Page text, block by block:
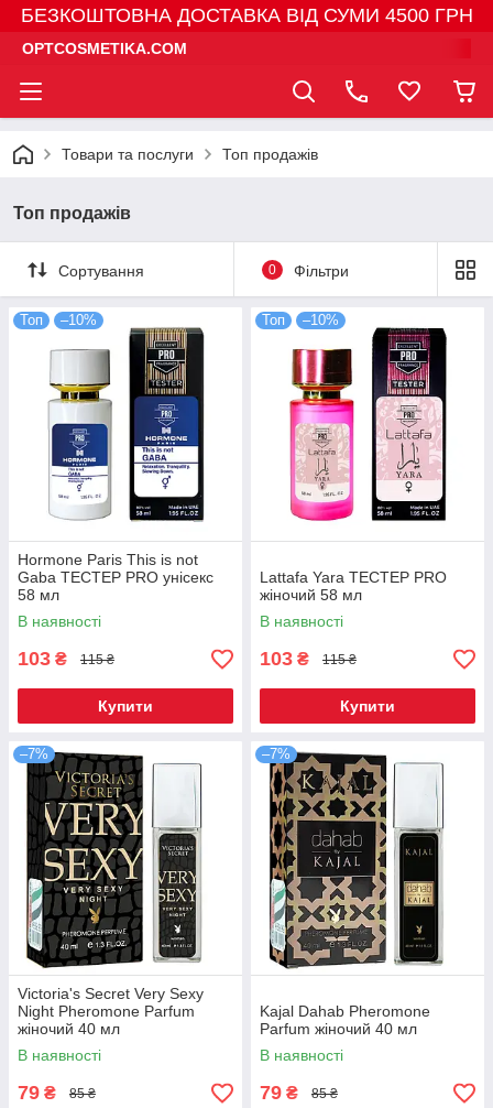
БЕЗКОШТОВНА ДОСТАВКА ВІД СУМИ 4500 ГРН
OPTCOSMETIKA.COM
Товари та послуги Топ продажів
Топ продажів
Сортування 0 Фільтри
Топ –10%
Hormone Paris This is not
Gaba ТЕСТЕР PRO унісекс
58 мл
В наявності
103 ₴ 115 ₴
Купити
Топ –10%
Lattafa Yara ТЕСТЕР PRO
жіночий 58 мл
В наявності
103 ₴ 115 ₴
Купити
–7%
Victoria's Secret Very Sexy
Night Pheromone Parfum
жіночий 40 мл
В наявності
79 ₴ 85 ₴
–7%
Kajal Dahab Pheromone
Parfum жіночий 40 мл
В наявності
79 ₴ 85 ₴